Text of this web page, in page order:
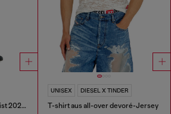
Regular Jeans Regular Waist 2024 D-Macs
UNISEX DIESEL X TINDER
T-shirt aus all-over devoré-Jersey